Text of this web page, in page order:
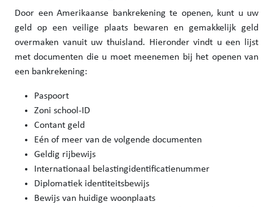
Door een Amerikaanse bankrekening te openen, kunt u uw
geld op een veilige plaats bewaren en gemakkelijk geld
overmaken vanuit uw thuisland. Hieronder vindt u een lijst
met documenten die u moet meenemen bij het openen van
een bankrekening:
Paspoort
Zoni school-ID
Contant geld
Eén of meer van de volgende documenten
Geldig rijbewijs
Internationaal belastingidentificatienummer
Diplomatiek identiteitsbewijs
Bewijs van huidige woonplaats